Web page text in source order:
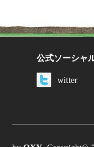
公式ソーシャ
witter